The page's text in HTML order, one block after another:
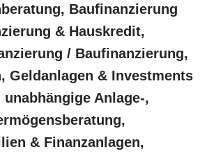
Baufinanzierung
& Hauskredit,
/ Baufinanzierung,
Geldanlagen & Investments
Anlage-,
& Finanzanlagen,